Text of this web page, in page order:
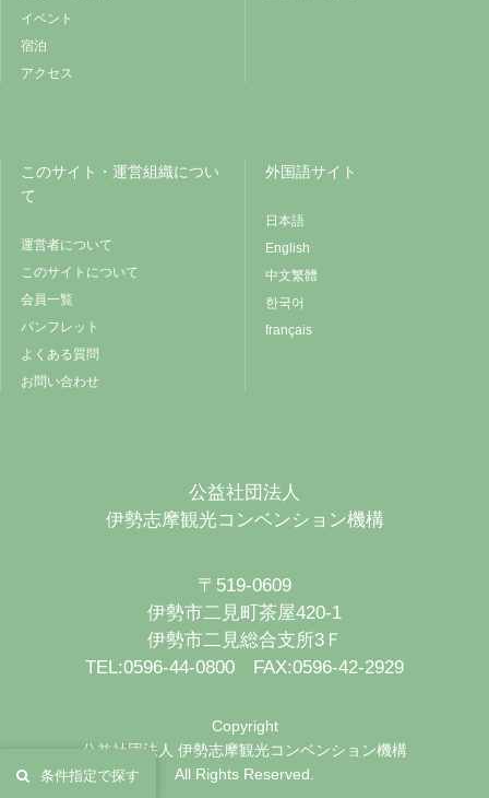
条件指定で探す
イベント
宿泊
アクセス
このサイト・運営組織につい
て
運営者について
このサイトについて
会員一覧
パンフレット
よくある質問
お問い合わせ
外国語サイト
日本語
English
中文繁體
한국어
français
公益社団法人
伊勢志摩観光コンベンション機構
〒519-0609
伊勢市二見町茶屋420-1
伊勢市二見総合支所3Ｆ
TEL:0596-44-0800 FAX:0596-42-2929
Copyright
公益社団法人 伊勢志摩観光コンベンション機構
All Rights Reserved.